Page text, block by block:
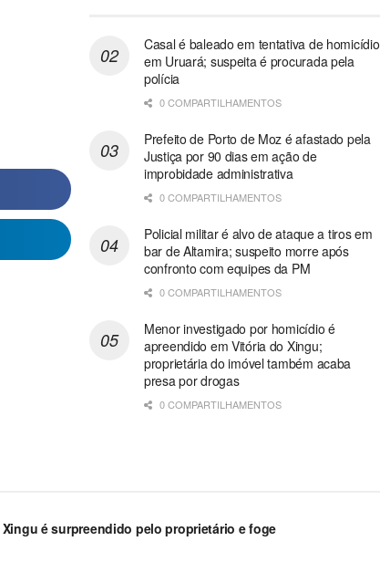
Casal é baleado em tentativa de homicídio
em Uruará; suspeita é procurada pela
polícia
0 COMPARTILHAMENTOS
Prefeito de Porto de Moz é afastado pela
Justiça por 90 dias em ação de
improbidade administrativa
0 COMPARTILHAMENTOS
Policial militar é alvo de ataque a tiros em
bar de Altamira; suspeito morre após
confronto com equipes da PM
0 COMPARTILHAMENTOS
Menor investigado por homicídio é
apreendido em Vitória do Xingu;
proprietária do imóvel também acaba
presa por drogas
0 COMPARTILHAMENTOS
é surpreendido pelo proprietário e foge